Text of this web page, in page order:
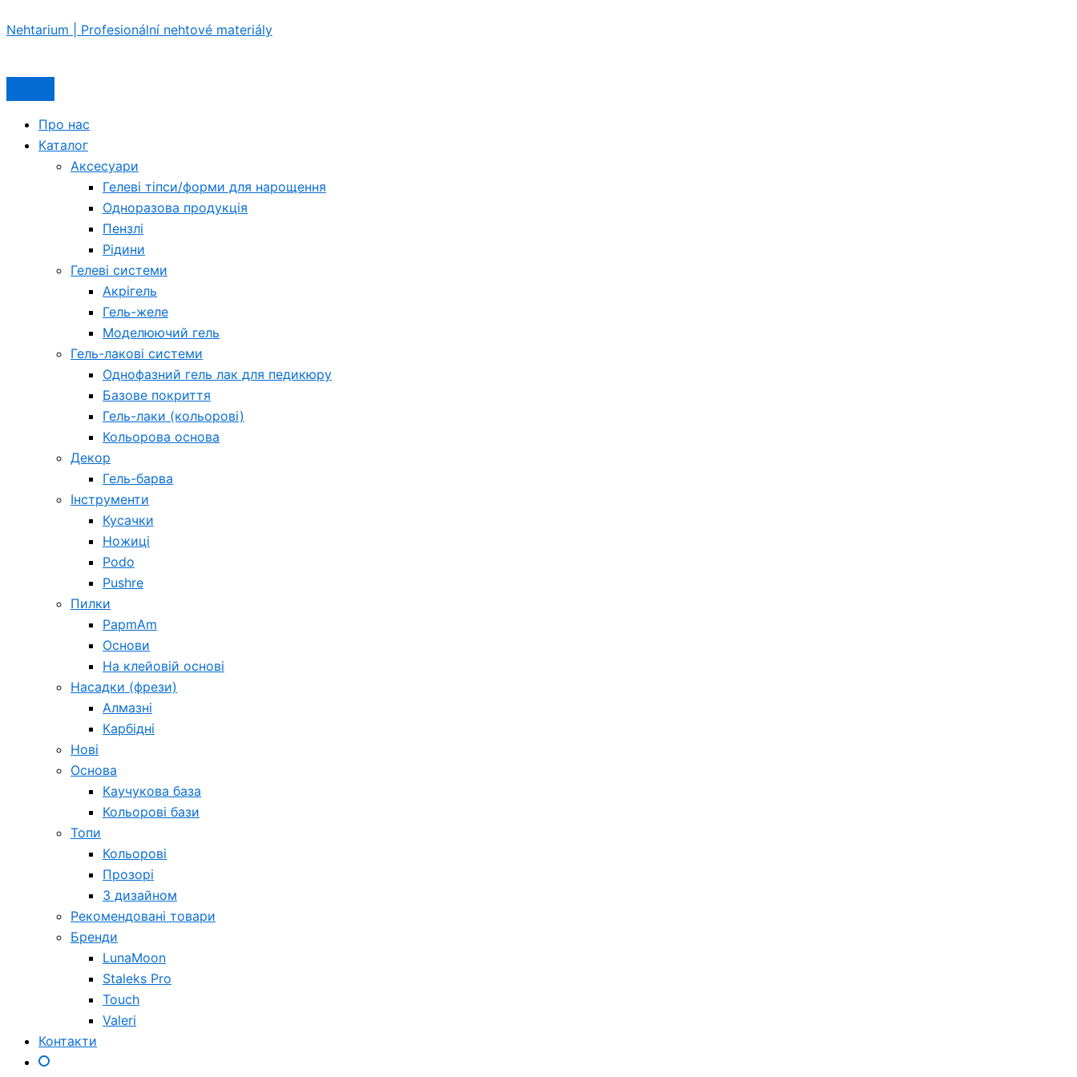
до
Nehtarium | Profesionální nehtové materiály
Про нас
Каталог
Аксесуари
Гелеві тіпси/форми для нарощення
Одноразова продукція
Пензлі
Рідини
Гелеві системи
Акрігель
Гель-желе
Моделюючий гель
Гель-лакові системи
Однофазний гель лак для педикюру
Базове покриття
Гель-лаки (кольорові)
Кольорова основа
Декор
Гель-барва
Інструменти
Кусачки
Ножиці
Podo
Pushre
Пилки
PapmAm
Основи
На клейовій основі
Насадки (фрези)
Алмазні
Карбідні
Нові
Основа
Каучукова база
Кольорові бази
Топи
Кольорові
Прозорі
З дизайном
Рекомендовані товари
Бренди
LunaMoon
Staleks Pro
Touch
Valeri
Контакти